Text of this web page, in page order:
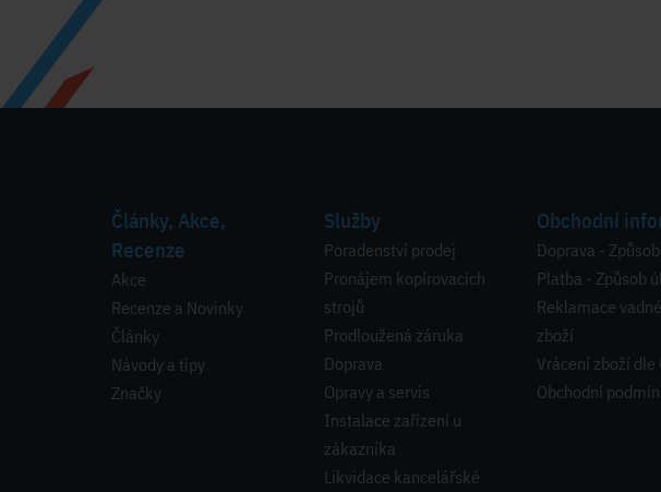
Články, Akce,
Recenze
Akce
Recenze a Novinky
Články
Návody a tipy
Značky
Služby
Poradenství prodej
Pronájem kopírovacích
strojů
Prodloužená záruka
Doprava
Opravy a servis
Instalace zařízení u
zákazníka
Likvidace kancelářské
Obchodní
Doprava -
Platba - Způsob
Reklamace
zboží
Vrácení zboží dle
Obchodní